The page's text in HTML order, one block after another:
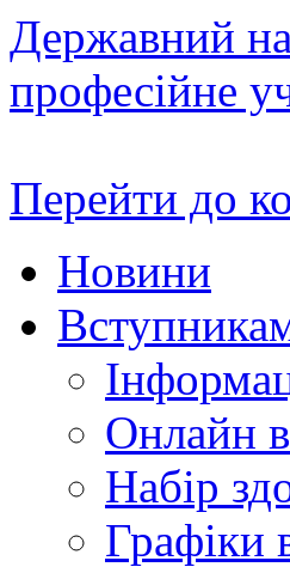
Державний
професійне
Перейти до
Новини
Онлайн
Набір
Графіки